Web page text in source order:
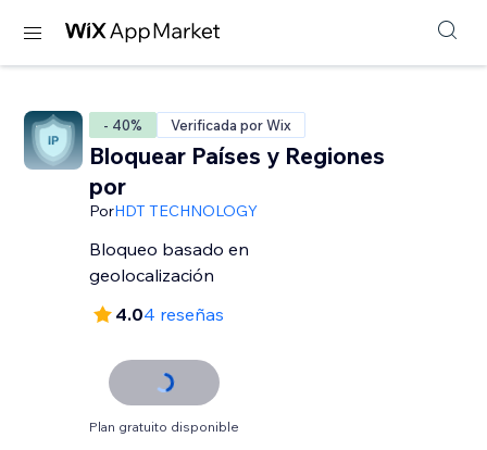
- 40% Verificada por Wix
Bloquear Países y Regiones
por
PorHDT TECHNOLOGY
Bloqueo basado en
geolocalización
4.04 reseñas
Plan gratuito disponible